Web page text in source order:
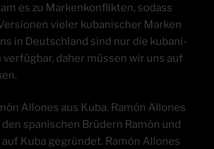
es zu Mar­ken­kon­flik­ten, sodass
vie­ler kuba­ni­scher Mar­ken
in Deutsch­land sind nur die kuba­ni­
daher müs­sen wir uns auf
Allo­nes aus Kuba. Ramón Allo­nes
spa­ni­schen Brü­dern Ramón und
Kuba gegrün­det. Ramón Allo­nes